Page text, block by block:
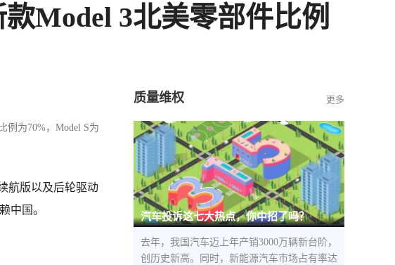
Model 3北美零部件比例
例为70%，Model S为
航版以及后轮驱动
中国。
质量维权 更多
汽车投诉这七大热点，你中招了吗？
去年，我国汽车迈上年产销3000万辆新台阶，
创历史新高。同时，新能源汽车市场占有率达